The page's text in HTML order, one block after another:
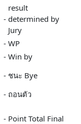
-
result
determined by
Jury
- WP
- Win by
- ชนะ Bye
- ถอนตัว
- Point Total Final